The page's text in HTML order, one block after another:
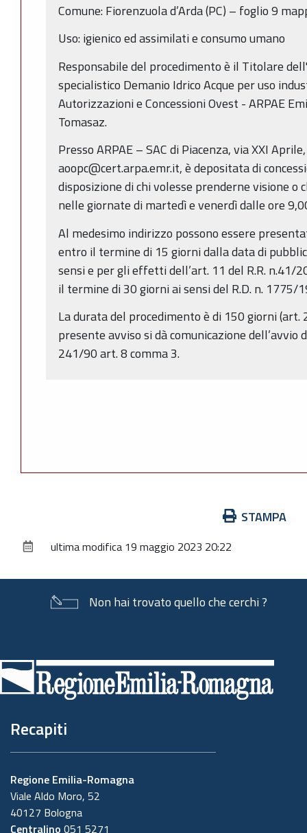
Comune: Fiorenzuola d’Arda (PC) – foglio 9
Uso: igienico ed assimilati e consumo umano
Responsabile del procedimento è il Titolare
specialistico Demanio Idrico Acque per uso
Autorizzazioni e Concessioni Ovest - ARPAE
Tomasaz.
Presso ARPAE – SAC di Piacenza, via XXI
aoopc@cert.arpa.emr.it, è depositata di
disposizione di chi volesse prenderne visione
nelle giornate di martedì e venerdì dalle ore
Al medesimo indirizzo possono essere
entro il termine di 15 giorni dalla data di
sensi e per gli effetti dell’art. 11 del R.R. n.41/
il termine di 30 giorni ai sensi del R.D. n. 1775/
La durata del procedimento è di 150 giorni (art.
presente avviso si dà comunicazione dell’avvio
241/90 art. 8 comma 3.
documento
STAMPA
ultima modifica 19 maggio 2023 20:22
Non hai trovato quello che cerchi ?
di
pagina
Recapiti
Regione Emilia-Romagna
Viale Aldo Moro, 52
40127 Bologna
Centralino 051 5271